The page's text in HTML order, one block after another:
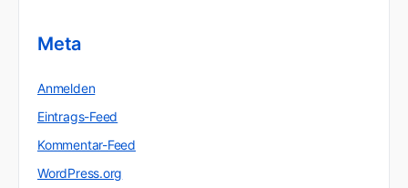
Meta
Anmelden
Eintrags-Feed
Kommentar-Feed
WordPress.org